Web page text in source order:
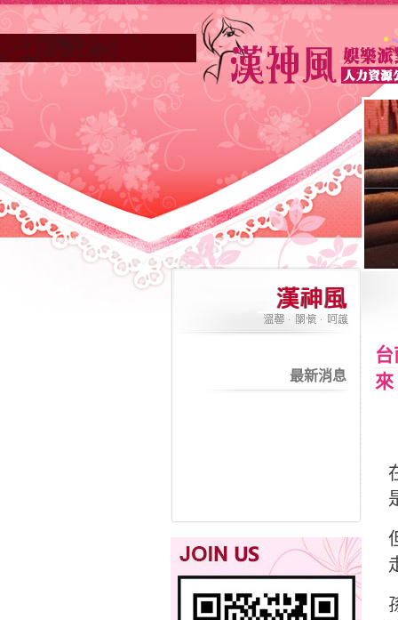
高雄酒店業妳正因不景氣的年代找不到
最新消息
來